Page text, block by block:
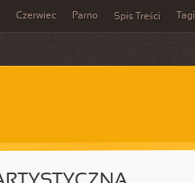
Czerwiec Parno Spis Treści Tagi